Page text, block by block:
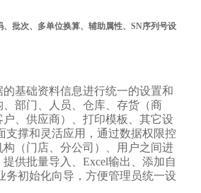
批次、多单位换算、辅助属性、SN序列号设
基础资料信息进行统一的设置和
部门、人员、仓库、存货（商
、供应商）、打印模板、其它设
支撑和灵活应用，通过数据权限控
（门店、分公司）、用户之间进
供批量导入、Excel输出、添加自
务初始化向导，方便管理员统一设